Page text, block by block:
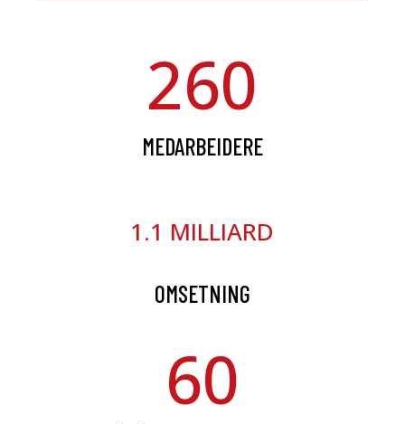
260
MEDARBEIDERE
1.1 MILLIARD
OMSETNING
60